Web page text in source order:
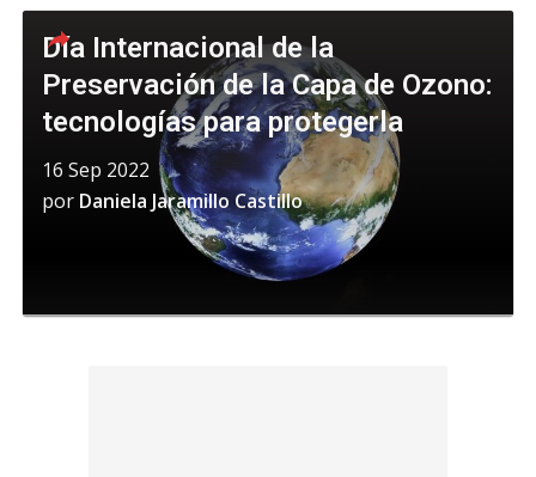
Día Internacional de la
Preservación de la Capa de Ozono:
tecnologías para protegerla
16 Sep 2022
por Daniela Jaramillo Castillo